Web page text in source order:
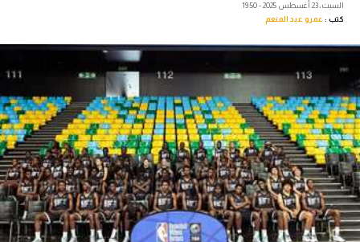
فانتازي في الجول
مسابقة التوقعات
فيديوهات
عدسات
آراء حرة
ركن الألعاب
بطولات
السبت، 23 أغسطس 2025 - 19:50
كتب : عمرو عبد المنعم